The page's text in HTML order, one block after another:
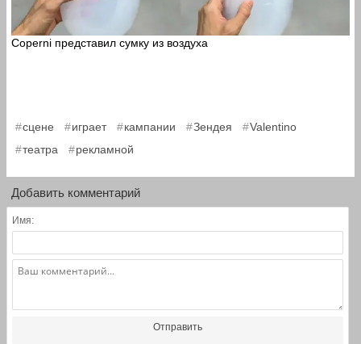
Coperni представил сумку из воздуха
сцене играет кампании Зендея Valentino
театра рекламной
Добавить комментарий
Имя:
Отправить